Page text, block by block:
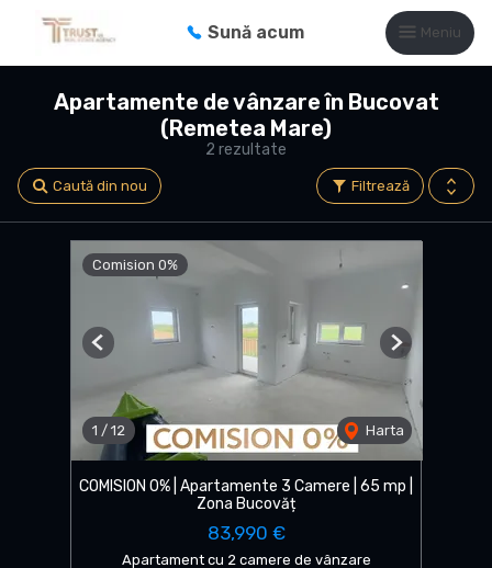
Sună acum Meniu
2 rezultate
Apartamente de vânzare în Bucovat
(Remetea Mare)
Filtrează
Caută din nou
Comision 0%
1 / 12 Harta
Previous Next
COMISION 0% | Apartamente 3 Camere | 65 mp |
Zona Bucovăț
83,990 €
Apartament cu 2 camere de vânzare